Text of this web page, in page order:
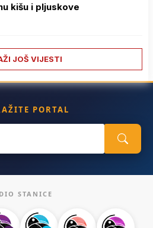
kišu i pljuskove
JOŠ VIJESTI
PORTAL
STANICE